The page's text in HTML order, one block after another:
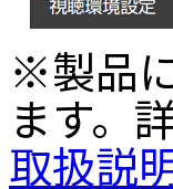
※製品
ます。
取扱説